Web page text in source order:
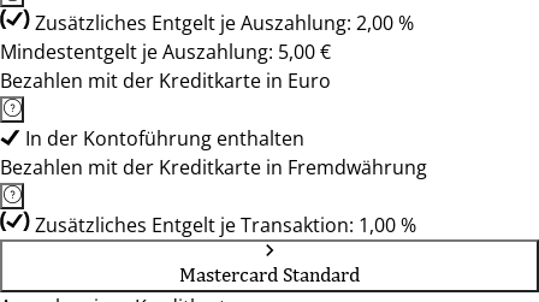
Zusätzliches Entgelt je Auszahlung: 2,00 %
Mindestentgelt je Auszahlung: 5,00 €
Bezahlen mit der Kreditkarte in Euro
In der Kontoführung enthalten
Bezahlen mit der Kreditkarte in Fremdwährung
Zusätzliches Entgelt je Transaktion: 1,00 %
Mastercard Standard